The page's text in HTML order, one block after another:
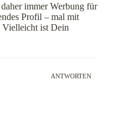
immer Werbung für
Profil – mal mit
ist Dein
ANTWORTEN